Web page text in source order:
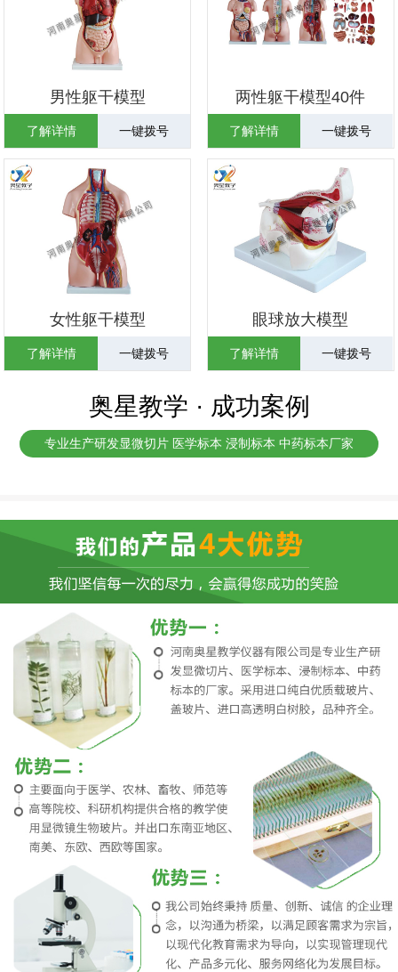
男性躯干模型
了解详情 一键拨号
两性躯干模型40件
了解详情 一键拨号
女性躯干模型
了解详情 一键拨号
眼球放大模型
了解详情 一键拨号
奥星教学 · 成功案例
专业生产研发显微切片 医学标本 浸制标本 中药标本厂家